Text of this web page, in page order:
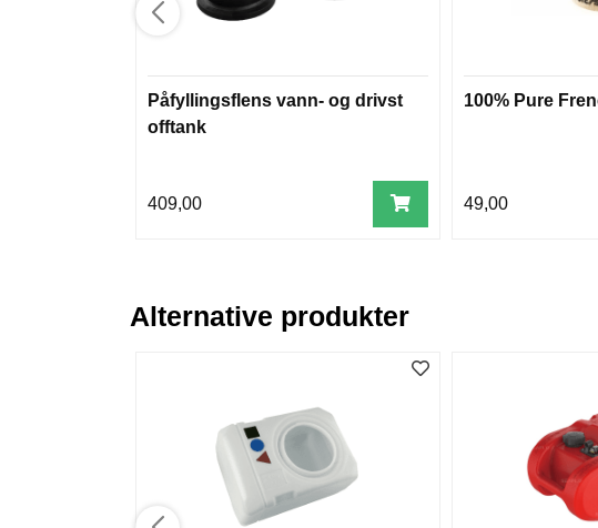
Påfyllingsflens vann- og drivst
offtank
409,00
100% Pure
49,00
Alternative produkter